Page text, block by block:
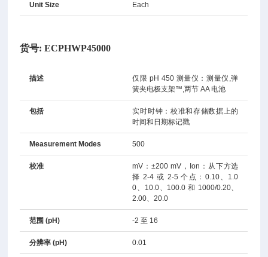
Unit Size Each
货号: ECPHWP45000
描述
仅限 pH 450 测量仪：测量仪,弹
簧夹电极支架™,两节 AA 电池
包括
实时时钟：校准和存储数据上的
时间和日期标记戳
Measurement Modes 500
校准
mV：±200 mV，Ion：从下方选
择 2-4 或 2-5 个点：0.10、1.0
0、10.0、100.0 和 1000/0.20、
2.00、20.0
范围 (pH) -2 至 16
分辨率 (pH) 0.01